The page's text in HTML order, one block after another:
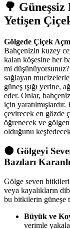
🌳
Yetişen
Gölgede Çiçek
Bahçenizin kuzey
kalan köşesine her
mi
sağlayan
güneş ışığı yerine,
eder. Onlar,
için
çevirecek en gözde
öğrenecek ve
olduğunu
🌑 Gölgeyi
Bazıları
Gölge seven
veya kayalıkların
bu bitkilerin güneşe
Büyük ve
verimle